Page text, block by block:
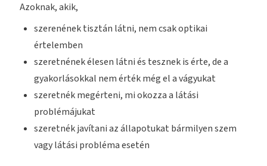
Azoknak, akik,
szerenének tisztán látni, nem csak optikai
értelemben
szeretnének élesen látni és tesznek is érte, de a
gyakorlásokkal nem érték még el a vágyukat
szeretnék megérteni, mi okozza a látási
problémájukat
szeretnék javítani az állapotukat bármilyen szem
vagy látási probléma esetén